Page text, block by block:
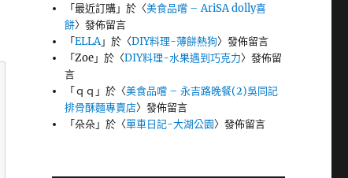
「最近訂購」於〈美食品嚐 – AriSA dolly喜
餅〉發佈留言
「ELLA」於〈DIY料理-薄餅熱狗〉發佈留言
「Zoe」於〈DIY料理-水果遇到巧克力〉發佈留
言
「ｑｑ 」於〈美食品嚐 – 永吉路晚餐(2)吳同記
排骨酥麵專賣店〉發佈留言
「朵朵」於〈單車日記-大湖公園〉發佈留言